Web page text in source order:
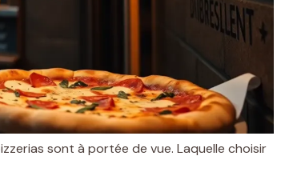
sont à portée de vue. Laquelle choisir